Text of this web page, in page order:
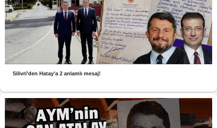
Silivri’den Hatay’a 2 anlamlı mesaj!